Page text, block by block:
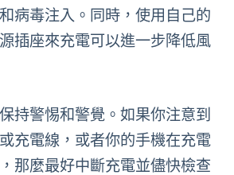
病毒注入。同時，使用自己的
插座來充電可以進一步降低風
持警惕和警覺。如果你注意到
充電線，或者你的手機在充電
那麼最好中斷充電並儘快檢查